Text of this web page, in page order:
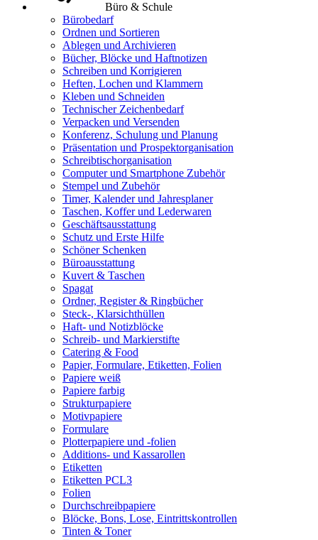
Büro & Schule
Bürobedarf
Ordnen und Sortieren
Ablegen und Archivieren
Bücher, Blöcke und Haftnotizen
Schreiben und Korrigieren
Heften, Lochen und Klammern
Kleben und Schneiden
Technischer Zeichenbedarf
Verpacken und Versenden
Konferenz, Schulung und Planung
Präsentation und Prospektorganisation
Schreibtischorganisation
Computer und Smartphone Zubehör
Stempel und Zubehör
Timer, Kalender und Jahresplaner
Taschen, Koffer und Lederwaren
Geschäftsausstattung
Schutz und Erste Hilfe
Schöner Schenken
Büroausstattung
Kuvert & Taschen
Spagat
Ordner, Register & Ringbücher
Steck-, Klarsichthüllen
Haft- und Notizblöcke
Schreib- und Markierstifte
Catering & Food
Papier, Formulare, Etiketten, Folien
Papiere weiß
Papiere farbig
Strukturpapiere
Motivpapiere
Formulare
Plotterpapiere und -folien
Additions- und Kassarollen
Etiketten
Etiketten PCL3
Folien
Durchschreibpapiere
Blöcke, Bons, Lose, Eintrittskontrollen
Tinten & Toner